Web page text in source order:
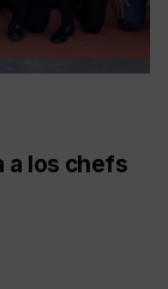
a los chefs